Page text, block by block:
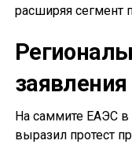
расширяя сегмент
заявления
На саммите ЕАЭС
выразил протест